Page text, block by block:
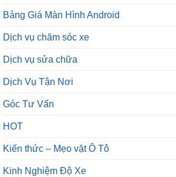
Bảng Giá Màn Hình Android
Dịch vụ chăm sóc xe
Dịch vụ sửa chữa
Dịch Vụ Tận Nơi
Góc Tư Vấn
HOT
Kiến thức – Mẹo vặt Ô Tô
Kinh Nghiệm Độ Xe